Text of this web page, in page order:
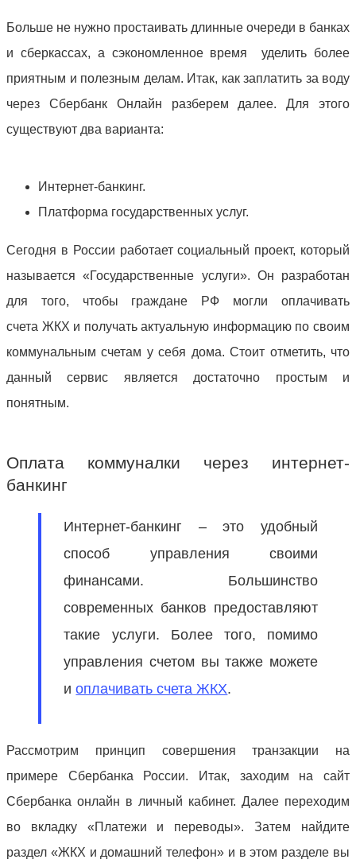
Больше не нужно простаивать длинные очереди в банках
и сберкассах, а сэкономленное время уделить более
приятным и полезным делам. Итак, как заплатить за воду
через Сбербанк Онлайн разберем далее. Для этого
существуют два варианта:
Интернет-банкинг.
Платформа государственных услуг.
Сегодня в России работает социальный проект, который
называется «Государственные услуги». Он разработан
для того, чтобы граждане РФ могли оплачивать
счета ЖКХ и получать актуальную информацию по своим
коммунальным счетам у себя дома. Стоит отметить, что
данный сервис является достаточно простым и
понятным.
Оплата коммуналки через интернет-
банкинг
Интернет-банкинг – это удобный
способ управления своими
финансами. Большинство
современных банков предоставляют
такие услуги. Более того, помимо
управления счетом вы также можете
иоплачивать счета ЖКХ.
Рассмотрим принцип совершения транзакции на
примере Сбербанка России. Итак, заходим на сайт
Сбербанка онлайн в личный кабинет. Далее переходим
во вкладку «Платежи и переводы». Затем найдите
раздел «ЖКХ и домашний телефон» и в этом разделе вы